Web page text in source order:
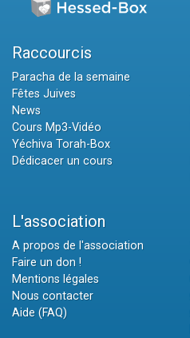
Raccourcis
Paracha de la semaine
Fêtes Juives
News
Cours Mp3-Vidéo
Yéchiva Torah-Box
Dédicacer un cours
L'association
A propos de l'association
Faire un don !
Mentions légales
Nous contacter
Aide (FAQ)